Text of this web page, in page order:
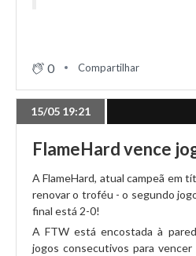
0 Compartilhar
15/05 19:21
FlameHard vence
A FlameHard, atual campeã em
renovar o troféu - o segundo
final está 2-0!
A FTW está encostada à
jogos consecutivos para